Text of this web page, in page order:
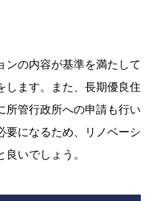
ンの内容が基準を満たして
します。また、長期優良住
所管行政所への申請も行い
要になるため、リノベーシ
いでしょう。